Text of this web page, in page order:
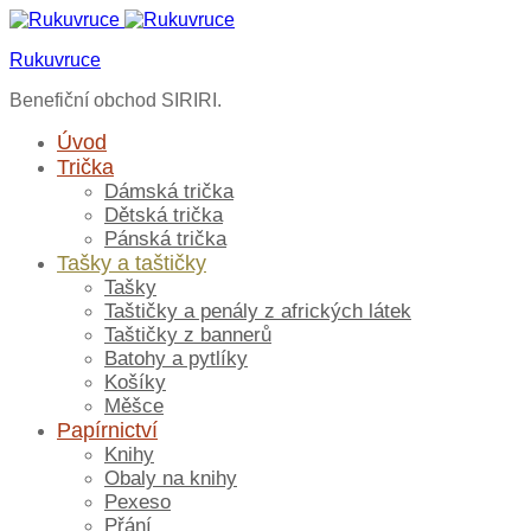
Rukuvruce
Benefiční obchod SIRIRI.
Úvod
Trička
Dámská trička
Dětská trička
Pánská trička
Tašky a taštičky
Tašky
Taštičky a penály z afrických látek
Taštičky z bannerů
Batohy a pytlíky
Košíky
Měšce
Papírnictví
Knihy
Obaly na knihy
Pexeso
Přání